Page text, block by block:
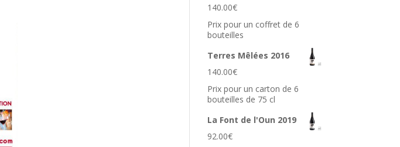
140.00€
Prix pour un coffret de 6
bouteilles
Terres Mêlées 2016
140.00€
Prix pour un carton de 6
bouteilles de 75 cl
La Font de l'Oun 2019
92.00€